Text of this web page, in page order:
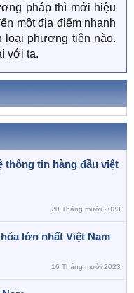
pháp thì mới hiệu
một địa điểm nhanh
loại phương tiện nào.
với ta.
thông tin hàng đầu việt
20 Tháng mười 2023
lớn nhất Việt Nam
16 Tháng mười 2023